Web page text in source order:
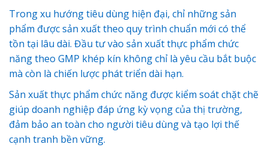
Trong xu hướng tiêu dùng hiện đại, chỉ những sản
phẩm được sản xuất theo quy trình chuẩn mới có thể
tồn tại lâu dài. Đầu tư vào sản xuất thực phẩm chức
năng theo GMP khép kín không chỉ là yêu cầu bắt buộc
mà còn là chiến lược phát triển dài hạn.
Sản xuất thực phẩm chức năng được kiểm soát chặt chẽ
giúp doanh nghiệp đáp ứng kỳ vọng của thị trường,
đảm bảo an toàn cho người tiêu dùng và tạo lợi thế
cạnh tranh bền vững.